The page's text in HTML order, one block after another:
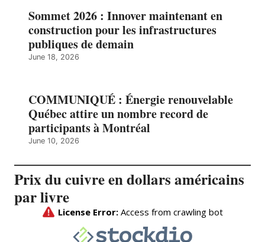
Sommet 2026 : Innover maintenant en
construction pour les infrastructures
publiques de demain
June 18, 2026
COMMUNIQUÉ : Énergie renouvelable
Québec attire un nombre record de
participants à Montréal
June 10, 2026
Prix du cuivre en dollars américains
par livre